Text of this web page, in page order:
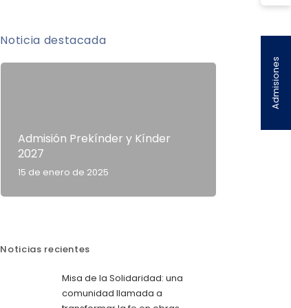
Noticia destacada
Admisión Prekínder y Kínder
2027
15 de enero de 2025
Noticias recientes
Misa de la Solidaridad: una
comunidad llamada a
Admisiones